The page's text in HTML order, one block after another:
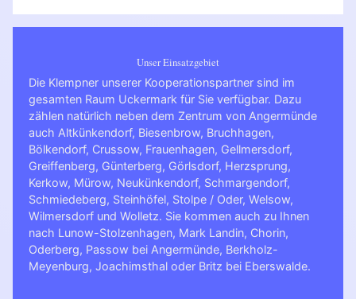
Unser Einsatzgebiet
Die Klempner unserer Kooperationspartner sind im
gesamten Raum Uckermark für Sie verfügbar. Dazu
zählen natürlich neben dem Zentrum von Angermünde
auch Altkünkendorf, Biesenbrow, Bruchhagen,
Bölkendorf, Crussow, Frauenhagen, Gellmersdorf,
Greiffenberg, Günterberg, Görlsdorf, Herzsprung,
Kerkow, Mürow, Neukünkendorf, Schmargendorf,
Schmiedeberg, Steinhöfel, Stolpe / Oder, Welsow,
Wilmersdorf und Wolletz. Sie kommen auch zu Ihnen
nach Lunow-Stolzenhagen, Mark Landin, Chorin,
Oderberg, Passow bei Angermünde, Berkholz-
Meyenburg, Joachimsthal oder Britz bei Eberswalde.